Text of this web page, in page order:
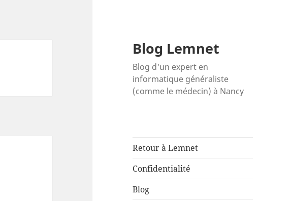
Blog Lemnet
Blog d'un expert en
informatique généraliste
(comme le médecin) à Nancy
Retour à Lemnet
Confidentialité
Blog